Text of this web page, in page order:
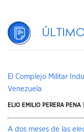
El Complejo Militar
Venezuela
ELIO EMILIO PERERA PENA
A dos meses de las